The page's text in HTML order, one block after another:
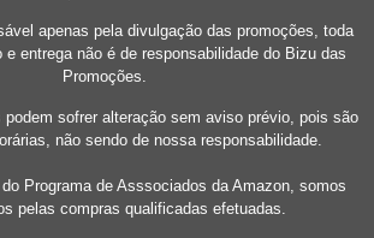
apenas pela divulgação das promoções, toda
e entrega não é de responsabilidade do Bizu das
Promoções.
podem sofrer alteração sem aviso prévio, pois são
não sendo de nossa responsabilidade.
Programa de Asssociados da Amazon, somos
pelas compras qualificadas efetuadas.